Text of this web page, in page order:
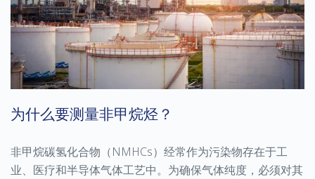
为什么要测量非甲烷烃？
非甲烷碳氢化合物（NMHCs）经常作为污染物存在于工
业、医疗和半导体气体工艺中。为确保气体纯度，必须对其